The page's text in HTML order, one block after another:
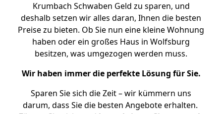
Krumbach Schwaben Geld zu sparen, und
deshalb setzen wir alles daran, Ihnen die besten
Preise zu bieten. Ob Sie nun eine kleine Wohnung
haben oder ein großes Haus in Wolfsburg
besitzen, was umgezogen werden muss.
Wir haben immer die perfekte Lösung für Sie.
Sparen Sie sich die Zeit – wir kümmern uns
darum, dass Sie die besten Angebote erhalten.